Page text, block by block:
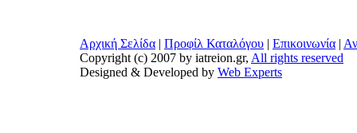
Αρχική Σελίδα | Προφίλ Καταλόγου | Επικοινωνία |
Copyright (c) 2007 by iatreion.gr, All rights reserved
Designed & Developed by Web Experts